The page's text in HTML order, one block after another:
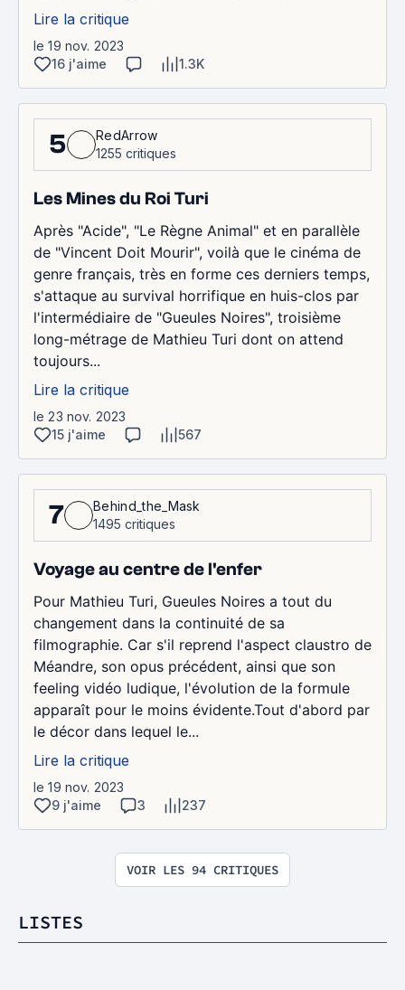
Lire la critique
le 19 nov. 2023
16 j'aime
1.3K
5
RedArrow
1255 critiques
Les Mines du Roi Turi
Après "Acide", "Le Règne Animal" et en parallèle
de "Vincent Doit Mourir", voilà que le cinéma de
genre français, très en forme ces derniers temps,
s'attaque au survival horrifique en huis-clos par
l'intermédiaire de "Gueules Noires", troisième
long-métrage de Mathieu Turi dont on attend
toujours...
Lire la critique
le 23 nov. 2023
15 j'aime
567
7
Behind_the_Mask
1495 critiques
Voyage au centre de l'enfer
Pour Mathieu Turi, Gueules Noires a tout du
changement dans la continuité de sa
filmographie. Car s'il reprend l'aspect claustro de
Méandre, son opus précédent, ainsi que son
feeling vidéo ludique, l'évolution de la formule
apparaît pour le moins évidente.Tout d'abord par
le décor dans lequel le...
Lire la critique
le 19 nov. 2023
9 j'aime
3 237
VOIR LES 94 CRITIQUES
LISTES